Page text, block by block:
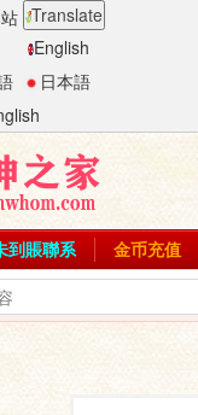
Translate
English
日本語
到賬聯系 金币充值